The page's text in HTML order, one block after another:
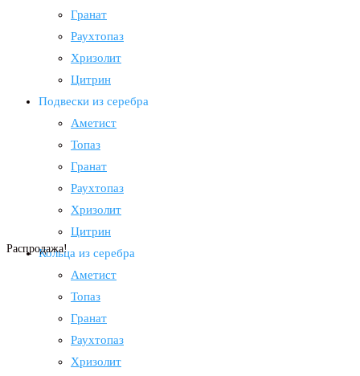
Гранат
Раухтопаз
Хризолит
Цитрин
Подвески из серебра
Аметист
Топаз
Гранат
Раухтопаз
Хризолит
Цитрин
Кольца из серебра
Аметист
Топаз
Гранат
Раухтопаз
Хризолит
Распродажа!